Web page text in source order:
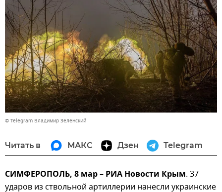
© Telegram Владимир Зеленский
Читать в МАКС Дзен Telegram
СИМФЕРОПОЛЬ, 8 мар – РИА Новости Крым. 37
ударов из ствольной артиллерии нанесли украинские